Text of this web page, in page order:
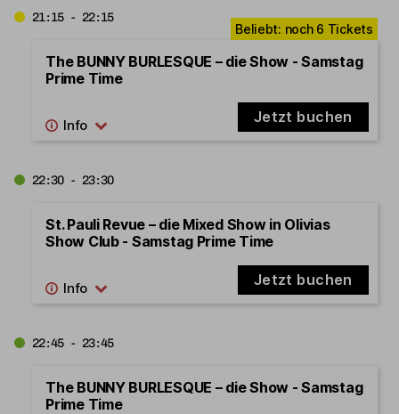
21:15 - 22:15
The BUNNY BURLESQUE – die Show - Samstag
Prime Time
Jetzt buchen
22:30 - 23:30
St. Pauli Revue – die Mixed Show in Olivias
Show Club - Samstag Prime Time
Jetzt buchen
22:45 - 23:45
The BUNNY BURLESQUE – die Show - Samstag
Prime Time